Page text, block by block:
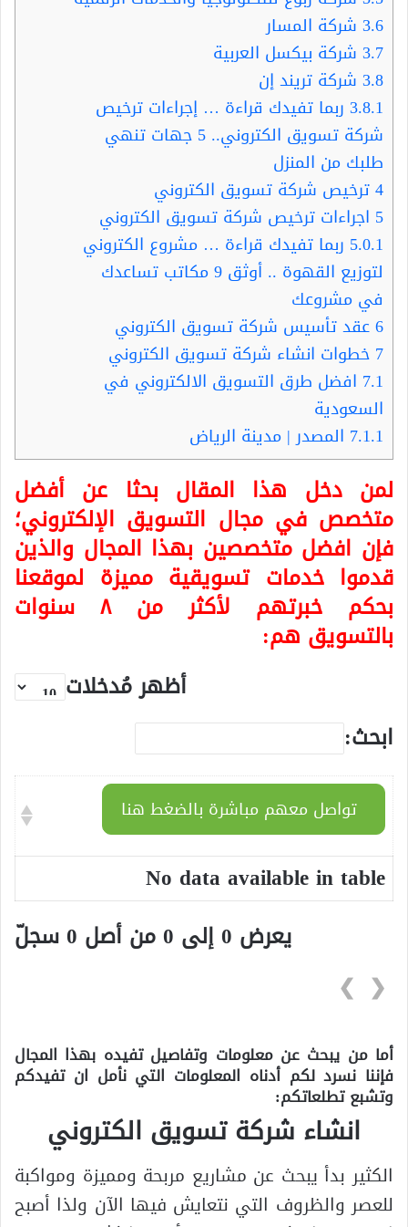
3.6 شركة المسار
3.7 شركة بيكسل العربية
3.8 شركة تريند إن
3.8.1 ربما تفيدك قراءة … إجراءات ترخيص
شركة تسويق الكتروني.. 5 جهات تنهي
طلبك من المنزل
4ترخيص شركة تسويق الكتروني
5 اجراءات ترخيص شركة تسويق الكتروني
5.0.1 ربما تفيدك قراءة … مشروع الكتروني
لتوزيع القهوة .. أوثق 9 مكاتب تساعدك
في مشروعك
6عقد تأسيس شركة تسويق الكتروني
7 خطوات انشاء شركة تسويق الكتروني
7.1 افضل طرق التسويق الالكتروني في
السعودية
7.1.1 المصدر | مدينة الرياض
لمن دخل هذا المقال بحثا عن أفضل
متخصص في مجال التسويق الإلكتروني؛
فإن افضل متخصصين بهذا المجال والذين
قدموا خدمات تسويقية مميزة لموقعنا
بحكم خبرتهم لأكثر من ٨ سنوات
بالتسويق هم:
أظهر مُدخلات
ابحث:
تواصل معهم مباشرة بالضغط هنا
No data available in table
يعرض 0 إلى 0 من أصل 0 سجلّ
❮
❯
أما من يبحث عن معلومات وتفاصيل تفيده بهذا المجال
فإننا نسرد لكم أدناه المعلومات التي نأمل ان تفيدكم
وتشبع تطلعاتكم:
انشاء شركة تسويق الكتروني
الكثير بدأ يبحث عن مشاريع مربحة ومميزة ومواكبة
للعصر والظروف التي نتعايش فيها الآن ولذا أصبح